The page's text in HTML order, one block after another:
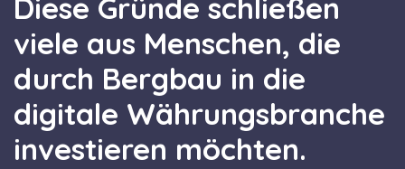
Diese Gründe schließen
viele aus Menschen, die
durch Bergbau in die
digitale Währungsbranche
investieren möchten.